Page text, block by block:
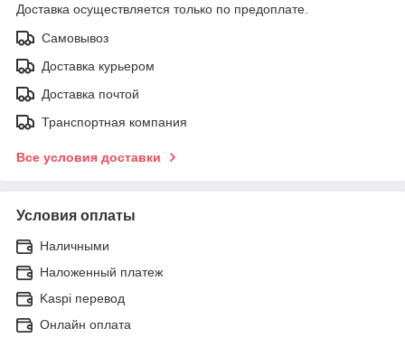
Доставка осуществляется только по предоплате.
Самовывоз
Доставка курьером
Доставка почтой
Транспортная компания
Все условия доставки
Условия оплаты
Наличными
Наложенный платеж
Kaspi перевод
Онлайн оплата